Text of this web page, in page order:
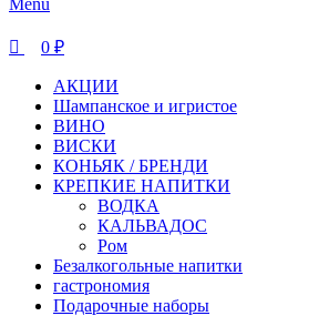
Menu
0 ₽
АКЦИИ
Шампанское и игристое
ВИНО
ВИСКИ
КОНЬЯК / БРЕНДИ
КРЕПКИЕ НАПИТКИ
ВОДКА
КАЛЬВАДОС
Ром
Безалкогольные напитки
гастрономия
Подарочные наборы